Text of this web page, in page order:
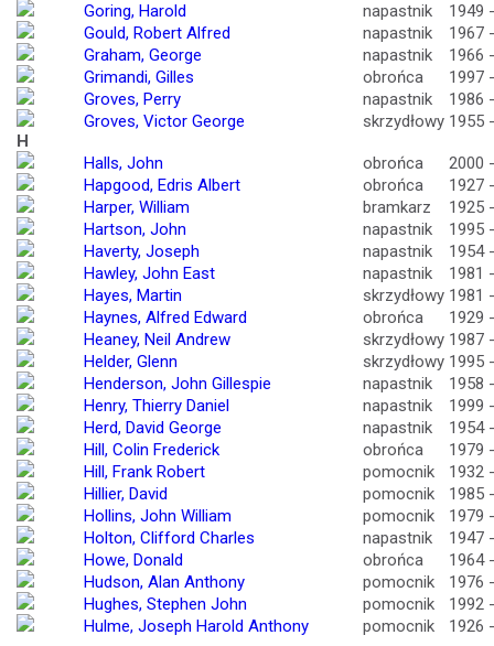
Goring, Harold
napastnik
1949
Gould, Robert Alfred
napastnik
1967
Graham, George
napastnik
1966
Grimandi, Gilles
obrońca
1997
Groves, Perry
napastnik
1986
Groves, Victor George
skrzydłowy 1955
H
Halls, John
obrońca
2000
Hapgood, Edris Albert
obrońca
1927
Harper, William
bramkarz
1925
Hartson, John
napastnik
1995
Haverty, Joseph
napastnik
1954
Hawley, John East
napastnik
1981
Hayes, Martin
skrzydłowy 1981
Haynes, Alfred Edward
obrońca
1929
Heaney, Neil Andrew
skrzydłowy 1987
Helder, Glenn
skrzydłowy 1995
Henderson, John Gillespie
napastnik
1958
Henry, Thierry Daniel
napastnik
1999
Herd, David George
napastnik
1954
Hill, Colin Frederick
obrońca
1979
Hill, Frank Robert
pomocnik
1932
Hillier, David
pomocnik
1985
Hollins, John William
pomocnik
1979
Holton, Clifford Charles
napastnik
1947
Howe, Donald
obrońca
1964
Hudson, Alan Anthony
pomocnik
1976
Hughes, Stephen John
pomocnik
1992
Hulme, Joseph Harold Anthony
pomocnik 1926